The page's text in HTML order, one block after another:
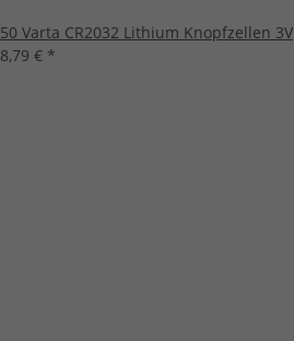
50 Varta CR2032 Lithium Knopfzellen 3V
8,79 € *